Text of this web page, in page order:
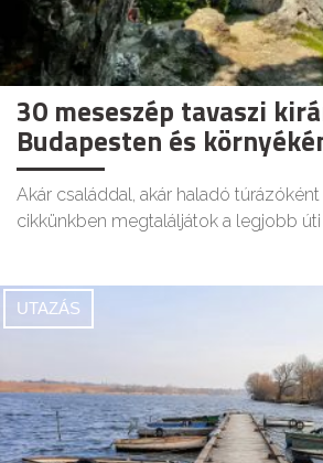
30 meseszép tavaszi
Budapesten és
Akár családdal, akár haladó túrázóként
cikkünkben megtaláljátok a legjobb úti
UTAZÁS